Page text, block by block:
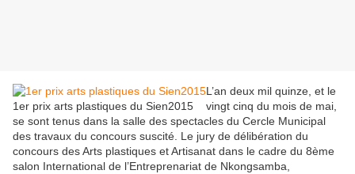
1er prix arts plastiques du Sien2015
L’an deux mil quinze, et le
vingt cinq du mois de mai,
se sont tenus dans la salle des spectacles du Cercle Municipal
des travaux du concours suscité. Le jury de délibération du
concours des Arts plastiques et Artisanat dans le cadre du 8ème
salon International de l’Entreprenariat de Nkongsamba,